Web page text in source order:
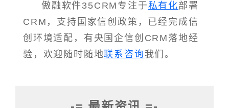
傲融软件35CRM专注于私有化部署
CRM，支持国家信创政策，已经完成信
创环境适配，有央国企信创CRM落地经
验，欢迎随时随地联系咨询 我们。